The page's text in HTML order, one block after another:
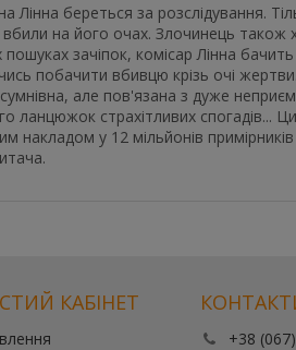
Лінна береться за розслідування.
на його очах. Злочинець також
зачіпок, комісар Лінна бачить
побачити вбивцю крізь очі
але пов'язана з дуже
ланцюжок страхітливих спогадів...
накладом у 12 мільйонів
КАБІНЕТ
+38